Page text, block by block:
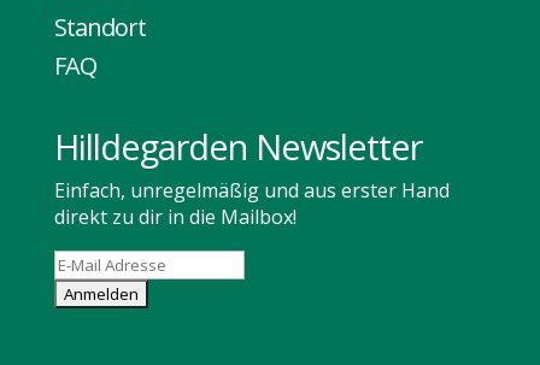
Standort
FAQ
Hilldegarden Newsletter
Einfach, unregelmäßig und aus erster Hand
direkt zu dir in die Mailbox!